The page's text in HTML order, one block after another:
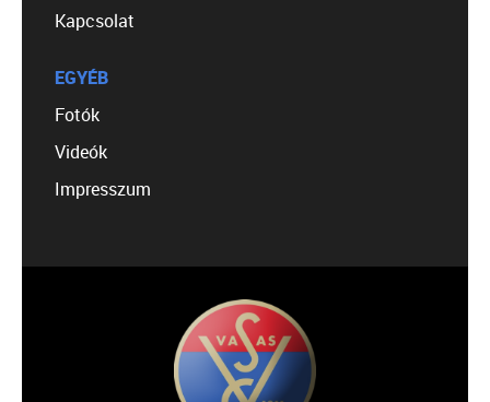
Kapcsolat
EGYÉB
Fotók
Videók
Impresszum